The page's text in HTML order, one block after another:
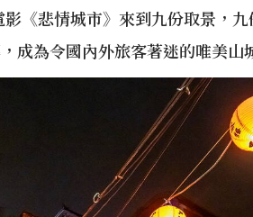
《悲情城市》來到九份取景，
成為令國內外旅客著迷的唯美山